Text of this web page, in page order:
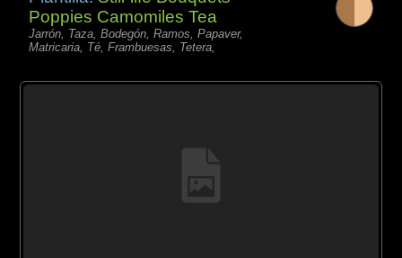
Poppies Camomiles Tea
Jarrón, Taza, Bodegón, Ramos, Papaver,
Matricaria, Té, Frambuesas, Tetera,